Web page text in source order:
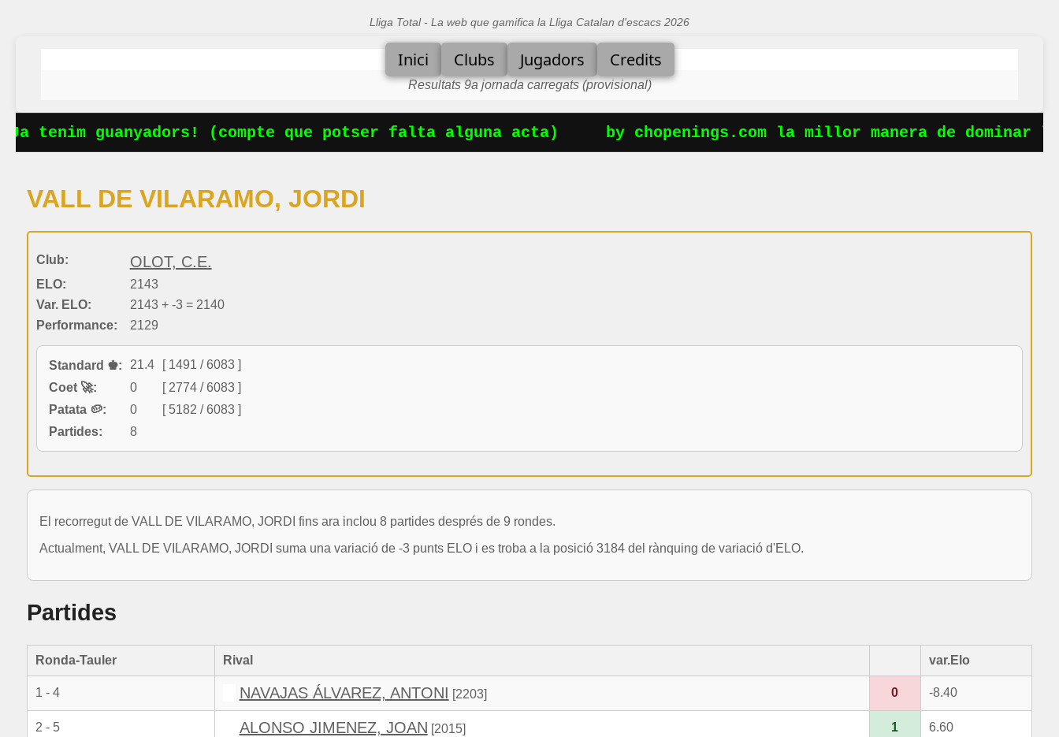
Lliga Total - La web que gamifica la Lliga Catalan d'escacs 2026
Inici Clubs Jugadors Credits
Resultats 9a jornada carregats (provisional)
tenim guanyadors! (compte que potser falta alguna acta) by chopenings.com la millor manera de dominar
VALL DE VILARAMO, JORDI
Club: OLOT, C.E.
ELO:
2143
Var. ELO:
2143 + -3 = 2140
Performance:
2129
Standard ♚: 21.4
[ 1491 / 6083 ]
Coet 🚀:
0
[ 2774 / 6083 ]
Patata 🥔:
0
[ 5182 / 6083 ]
Partides:
8
El recorregut de VALL DE VILARAMO, JORDI fins ara inclou 8 partides després de 9 rondes.
Actualment, VALL DE VILARAMO, JORDI suma una variació de -3 punts ELO i es troba a la posició 3184 del rànquing de variació d'ELO.
Partides
Ronda-Tauler Rival var.Elo
1 - 4 NAVAJAS ÁLVAREZ, ANTONI [2203] 0 -8.40
2 - 5 ALONSO JIMENEZ, JOAN [2015] 1 6.60